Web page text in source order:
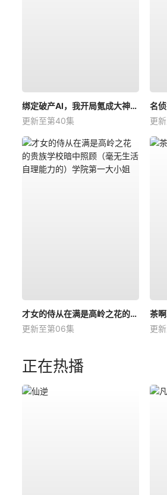
绑定破产AI，我开局氪成大神动态漫
更新至第40集
名
更
才女的侍从在满是高岭之花的贵族学校暗中照顾（毫无生活自理能力的）学院第一大小姐
更新至第06集
茶
更
正在热播